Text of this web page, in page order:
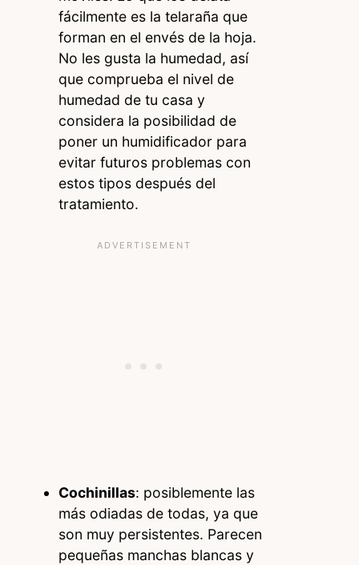
fácilmente es la telaraña que
forman en el envés de la hoja.
No les gusta la humedad, así
que comprueba el nivel de
humedad de tu casa y
considera la posibilidad de
poner un humidificador para
evitar futuros problemas con
estos tipos después del
tratamiento.
Cochinillas: posiblemente las
más odiadas de todas, ya que
son muy persistentes. Parecen
pequeñas manchas blancas y